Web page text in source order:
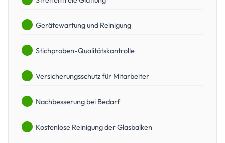
Gerätewartung und Reinigung
Stichproben-Qualitätskontrolle
Versicherungsschutz für Mitarbeiter
Nachbesserung bei Bedarf
Kostenlose Reinigung der Glasbalken